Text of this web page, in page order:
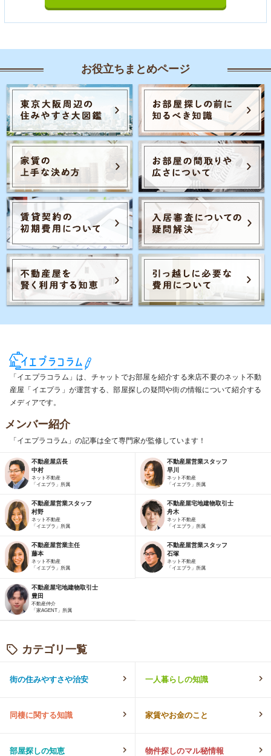
お役立ちまとめページ
「イエプラコラム」は、チャットでお部屋を紹介する来店不要のネット不動
産屋「イエプラ」が運営する、部屋探しの疑問や街の情報について紹介する
メディアです。
メンバー紹介
「イエプラコラム」の記事は全て専門家が監修しています！
不動産屋店長
中村
ネット不動産
「イエプラ」所属
不動産屋営業スタッフ
早川
ネット不動産
「イエプラ」所属
不動産屋営業スタッフ
村野
ネット不動産
「イエプラ」所属
不動産屋宅地建物取引士
舟木
ネット不動産
「イエプラ」所属
不動産屋営業主任
藤本
ネット不動産
「イエプラ」所属
不動産屋営業スタッフ
石塚
ネット不動産
「イエプラ」所属
不動産屋宅地建物取引士
豊田
不動産仲介
「家AGENT」所属
カテゴリ一覧
街の住みやすさや治安 一人暮らしの知識
同棲に関する知識 家賃やお金のこと
部屋探しの知恵 物件探しのマル秘情報